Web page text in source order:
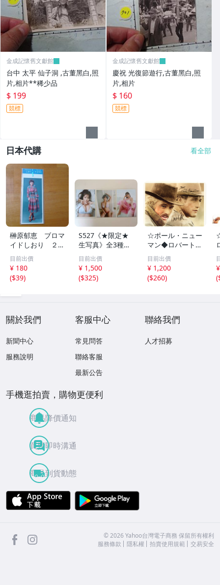
金成記懷舊文獻館
台中 太平 仙子洞 ,古董黑白,照
片,相片**稀少品
$ 199
競標
金成記懷舊文獻館
慶祝 光復節遊行,古董黑白,照
片,相片
$ 160
競標
日本代購 看全部
榊原郁恵 ブロマ
イドしおり ２枚
組 レトロ 送料
１１０円 未開封
目前出價
¥ 180
($39)
S527《★限定★
生写真》全3種セ
ット【井口裕香】
FLASH（フラッシ
ュ）2026年8月18
日・25日合併号
目前出價
¥ 1,500
($325)
☆ポール・ニュー
マン◆ロバート・
レッドフォード◆
サイン入り写真◆
30x20㎝☆
目前出價
¥ 1,200
($260)
(
關於我們
新聞中心
服務說明
客服中心
常見問答
聯絡客服
最新公告
聯絡我們
人才招募
手機逛拍賣，購物更便利
商品降價通知
買賣即時溝通
商品到貨動態
APP Store
facebook ©2026 Yahoo台灣電子商務 保留所有權利
服務條款
隱私權 拍賣使用規範 交易安全